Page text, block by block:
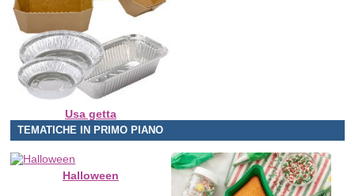
Usa getta
TEMATICHE IN PRIMO PIANO
Halloween